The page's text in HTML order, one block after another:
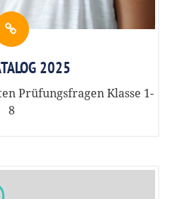
2025
Prüfungsfragen Klasse 1-
8